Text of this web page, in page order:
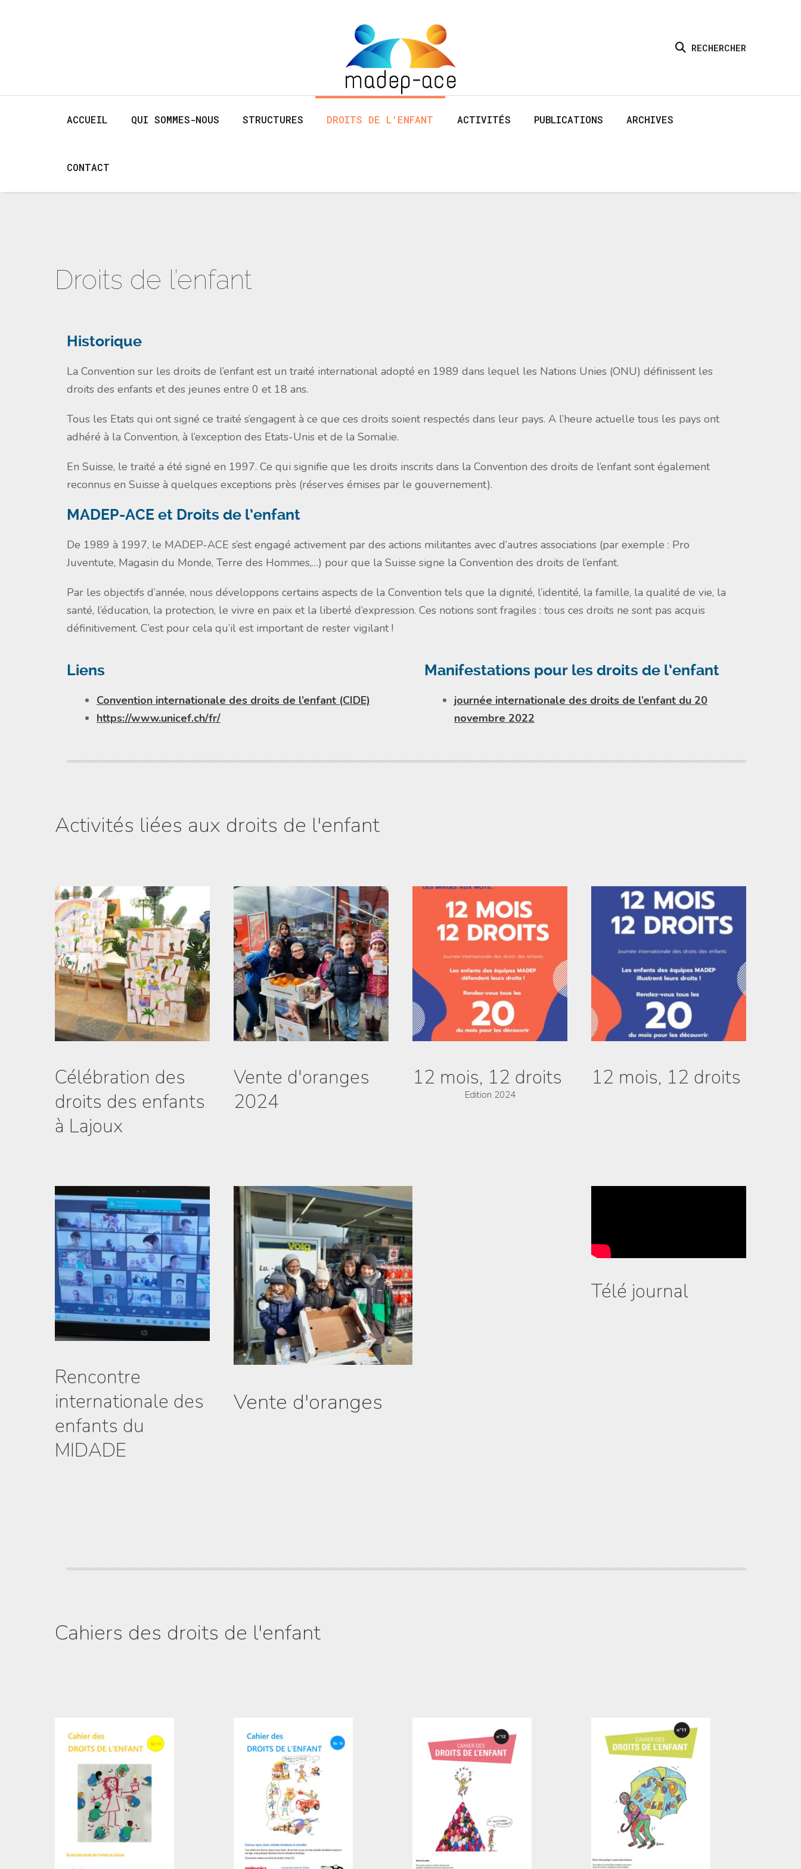
RECHERCHER
ACCUEIL QUI SOMMES-NOUS STRUCTURES DROITS DE L’ENFANT ACTIVITÉS PUBLICATIONS ARCHIVES
CONTACT
Droits de l’enfant
Historique
La Convention sur les droits de l’enfant est un traité international adopté en 1989 dans lequel les Nations Unies (ONU) définissent les
droits des enfants et des jeunes entre 0 et 18 ans.
Tous les Etats qui ont signé ce traité s’engagent à ce que ces droits soient respectés dans leur pays. A l’heure actuelle tous les pays ont
adhéré à la Convention, à l’exception des Etats-Unis et de la Somalie.
En Suisse, le traité a été signé en 1997. Ce qui signifie que les droits inscrits dans la Convention des droits de l’enfant sont également
reconnus en Suisse à quelques exceptions près (réserves émises par le gouvernement).
MADEP-ACE et Droits de l’enfant
De 1989 à 1997, le MADEP-ACE s’est engagé activement par des actions militantes avec d’autres associations (par exemple : Pro
Juventute, Magasin du Monde, Terre des Hommes,…) pour que la Suisse signe la Convention des droits de l’enfant.
Par les objectifs d’année, nous développons certains aspects de la Convention tels que la dignité, l’identité, la famille, la qualité de vie, la
santé, l’éducation, la protection, le vivre en paix et la liberté d’expression. Ces notions sont fragiles : tous ces droits ne sont pas acquis
définitivement. C’est pour cela qu’il est important de rester vigilant !
Liens
Convention internationale des droits de l’enfant (CIDE)
https://www.unicef.ch/fr/
Manifestations pour les droits de l’enfant
journée internationale des droits de l’enfant du 20
novembre 2022
Activités liées aux droits de l'enfant
Célébration des
droits des enfants
à Lajoux
Vente d'oranges
2024
12 mois, 12 droits
Edition 2024
12 mois, 12 droits
Rencontre
internationale des
enfants du
MIDADE
Vente d'oranges
Télé journal
Cahiers des droits de l'enfant